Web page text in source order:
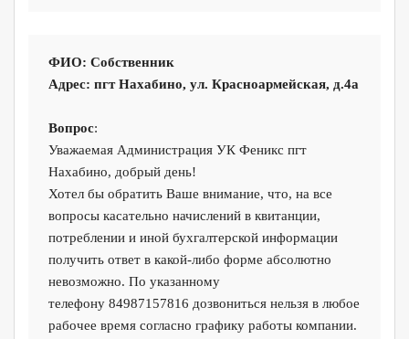
ФИО: Собственник
Адрес: пгт Нахабино, ул. Красноармейская, д.4а
Вопрос:
Уважаемая Администрация УК Феникс пгт
Нахабино, добрый день!
Хотел бы обратить Ваше внимание, что, на все
вопросы касательно начислений в квитанции,
потреблении и иной бухгалтерской информации
получить ответ в какой-либо форме абсолютно
невозможно. По указанному
телефону 84987157816 дозвониться нельзя в любое
рабочее время согласно графику работы компании.